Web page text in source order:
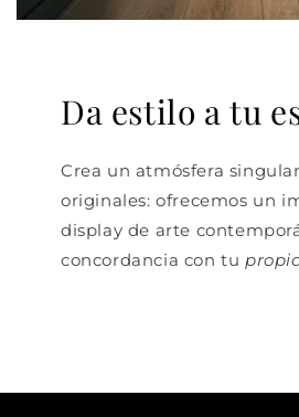
Da estilo a tu
Crea un atmósfera
originales: ofrecemos un
display de arte
concordancia con tu